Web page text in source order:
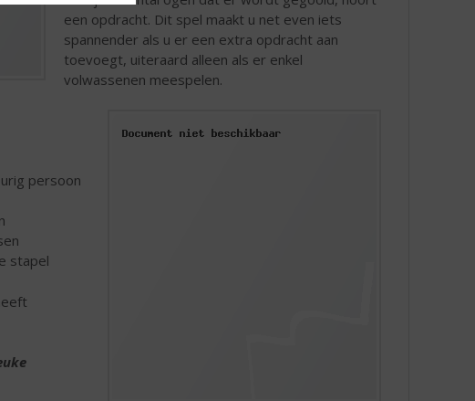
een opdracht. Dit spel maakt u net even iets
spannender als u er een extra opdracht aan
toevoegt, uiteraard alleen als er enkel
volwassenen meespelen.
persoon
stapel